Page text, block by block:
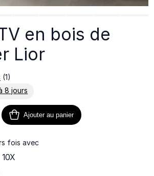
en bois de
Lior
(1)
8 jours
Ajouter au panier
fois avec
10X